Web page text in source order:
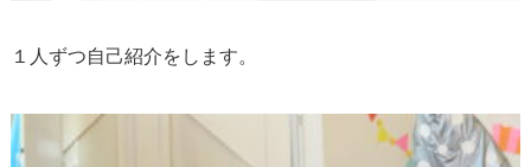
１人ずつ自己紹介をします。